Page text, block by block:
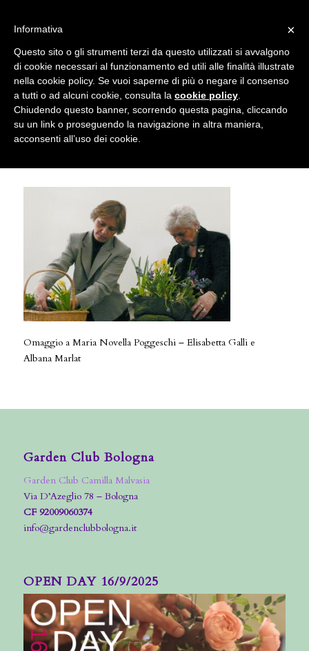
Omaggio a Maria Novella Poggeschi –
Elisabetta Galli e Albana Marlat
Omaggio a Maria Novella Poggeschi – Elisabetta Galli e
Albana Marlat
Garden Club Bologna
Garden Club Camilla Malvasia
Via D’Azeglio 78 – Bologna
CF 92009060374
info@gardenclubbologna.it
OPEN DAY 16/9/2025
accetta l'uso dei cookies previsto nella pagina dedicata.
Fai clic per abilitare/disabilitare il tracciamento di
Google Analytics.
OK Privacy e cookie policy
×
Informativa
Questo sito o gli strumenti terzi da questo utilizzati si avvalgono
di cookie necessari al funzionamento ed utili alle finalità illustrate
nella cookie policy. Se vuoi saperne di più o negare il consenso
a tutti o ad alcuni cookie, consulta la cookie policy
Chiudendo questo banner, scorrendo questa pagina, cliccando
su un link o proseguendo la navigazione in altra maniera,
acconsenti all’uso dei cookie.